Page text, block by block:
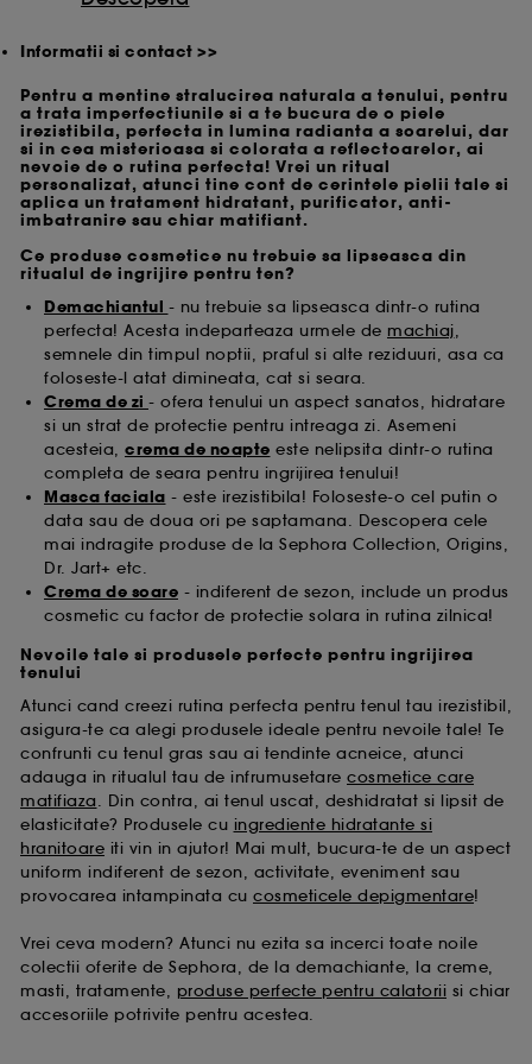
Informatii si contact >>
Pentru a mentine stralucirea naturala a tenului, pentru
a trata imperfectiunile si a te bucura de o piele
irezistibila, perfecta in lumina radianta a soarelui, dar
si in cea misterioasa si colorata a reflectoarelor, ai
nevoie de o rutina perfecta! Vrei un ritual
personalizat, atunci tine cont de cerintele pielii tale si
aplica un tratament hidratant, purificator, anti-
imbatranire sau chiar matifiant.
Ce produse cosmetice nu trebuie sa lipseasca din
ritualul de ingrijire pentru ten?
Demachiantul - nu trebuie sa lipseasca dintr-o rutina
perfecta! Acesta indeparteaza urmele de machiaj,
semnele din timpul noptii, praful si alte reziduuri, asa ca
foloseste-l atat dimineata, cat si seara.
Crema de zi - ofera tenului un aspect sanatos, hidratare
si un strat de protectie pentru intreaga zi. Asemeni
acesteia, crema de noapte este nelipsita dintr-o rutina
completa de seara pentru ingrijirea tenului!
Masca faciala - este irezistibila! Foloseste-o cel putin o
data sau de doua ori pe saptamana. Descopera cele
mai indragite produse de la Sephora Collection, Origins,
Dr. Jart+ etc.
Crema de soare - indiferent de sezon, include un produs
cosmetic cu factor de protectie solara in rutina zilnica!
Nevoile tale si produsele perfecte pentru ingrijirea
tenului
Atunci cand creezi rutina perfecta pentru tenul tau irezistibil,
asigura-te ca alegi produsele ideale pentru nevoile tale! Te
confrunti cu tenul gras sau ai tendinte acneice, atunci
adauga in ritualul tau de infrumusetare cosmetice care
matifiaza. Din contra, ai tenul uscat, deshidratat si lipsit de
elasticitate? Produsele cu ingrediente hidratante si
hranitoare iti vin in ajutor! Mai mult, bucura-te de un aspect
uniform indiferent de sezon, activitate, eveniment sau
provocarea intampinata cu cosmeticele depigmentare!
Vrei ceva modern? Atunci nu ezita sa incerci toate noile
colectii oferite de Sephora, de la demachiante, la creme,
masti, tratamente, produse perfecte pentru calatorii si chiar
accesoriile potrivite pentru acestea.